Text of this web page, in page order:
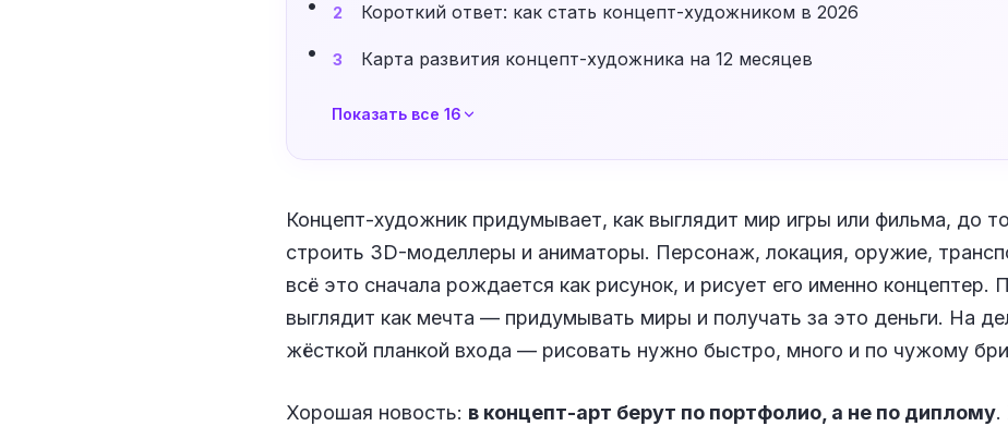
2 Короткий ответ: как стать концепт-художником в 2026
3 Карта развития концепт-художника на 12 месяцев
Показать все 16
Концепт-художник придумывает, как выглядит мир игры или фильма, до
строить 3D-моделлеры и аниматоры. Персонаж, локация, оружие,
всё это сначала рождается как рисунок, и рисует его именно концептер.
выглядит как мечта — придумывать миры и получать за это деньги. На
жёсткой планкой входа — рисовать нужно быстро, много и по чужому
Хорошая новость: в концепт-арт берут по портфолио, а не по диплому.